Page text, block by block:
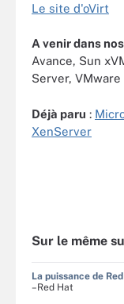
Le site d'oVirt
A venir dans
Avance, Sun
Server, VMware
Déjà paru :
XenServer
Sur le même
La puissance de
–Red Hat